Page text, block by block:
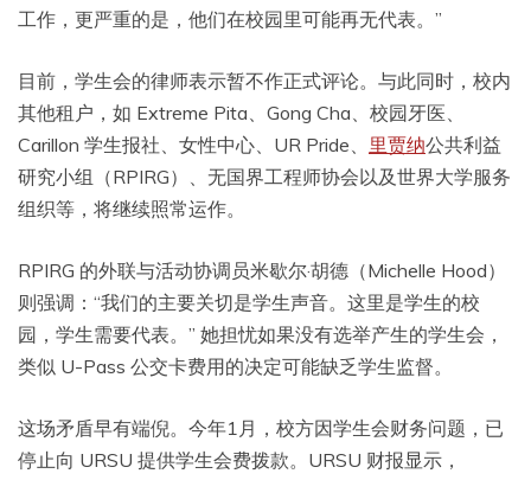
工作，更严重的是，他们在校园里可能再无代表。”
目前，学生会的律师表示暂不作正式评论。与此同时，校内
其他租户，如 Extreme Pita、Gong Cha、校园牙医、
Carillon 学生报社、女性中心、UR Pride、 里贾纳公共利益
研究小组（RPIRG）、无国界工程师协会以及世界大学服务
组织等，将继续照常运作。
RPIRG 的外联与活动协调员米歇尔·胡德（Michelle Hood）
则强调：“我们的主要关切是学生声音。这里是学生的校
园，学生需要代表。” 她担忧如果没有选举产生的学生会，
类似 U-Pass 公交卡费用的决定可能缺乏学生监督。
这场矛盾早有端倪。今年1月，校方因学生会财务问题，已
停止向 URSU 提供学生会费拨款。URSU 财报显示，